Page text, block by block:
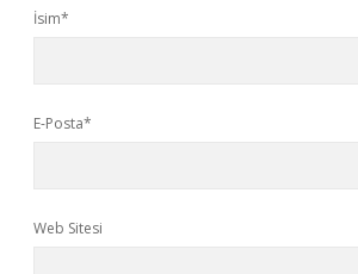
İsim*
E-Posta*
Web Sitesi